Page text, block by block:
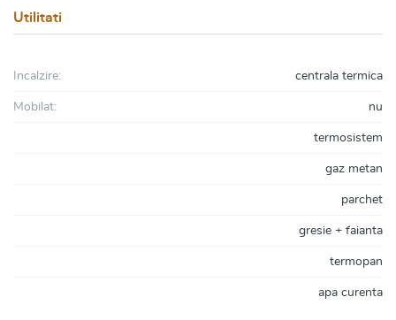
Utilitati
Incalzire: centrala termica
Mobilat: nu
termosistem
gaz metan
parchet
gresie + faianta
termopan
apa curenta